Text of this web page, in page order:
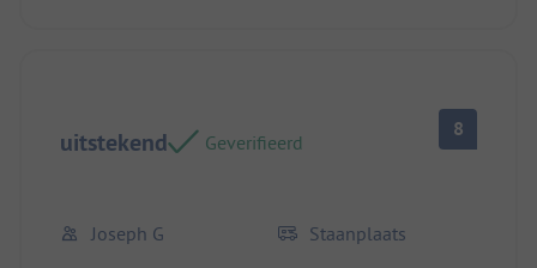
uitstekend Geverifieerd
8
Joseph G Staanplaats